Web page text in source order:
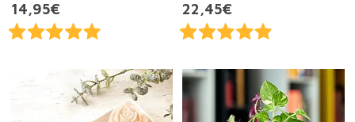
14,95€
22,45€